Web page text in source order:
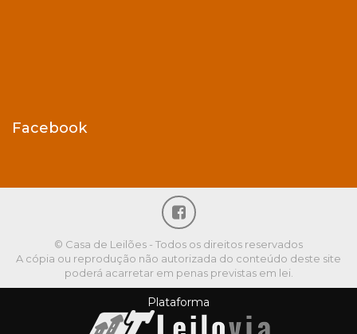
Facebook
© Casa de Leilões - Todos os direitos reservados
A cópia ou reprodução não autorizada do conteúdo deste site
poderá acarretar em penas previstas em lei.
Plataforma